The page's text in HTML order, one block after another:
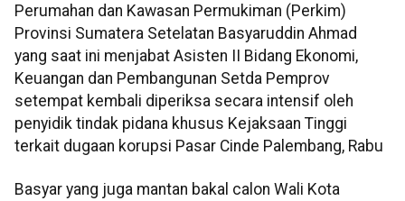
Perumahan dan Kawasan Permukiman (Perkim)
Provinsi Sumatera Setelatan Basyaruddin Ahmad
yang saat ini menjabat Asisten II Bidang Ekonomi,
Keuangan dan Pembangunan Setda Pemprov
setempat kembali diperiksa secara intensif oleh
penyidik tindak pidana khusus Kejaksaan Tinggi
terkait dugaan korupsi Pasar Cinde Palembang, Rabu
Basyar yang juga mantan bakal calon Wali Kota